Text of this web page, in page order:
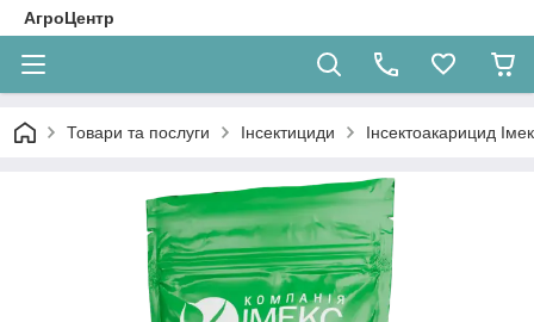
АгроЦентр
Товари та послуги Інсектициди Інсектоакарицид